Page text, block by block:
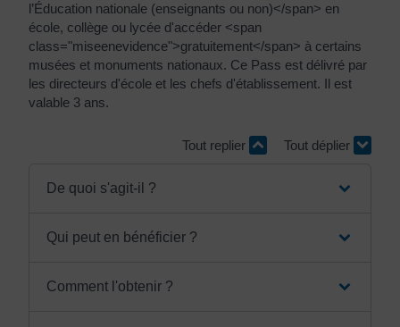
l’Éducation nationale (enseignants ou non)</span> en
école, collège ou lycée d'accéder <span
class="miseenevidence">gratuitement</span> à certains
musées et monuments nationaux. Ce Pass est délivré par
les directeurs d'école et les chefs d'établissement. Il est
valable 3 ans.
Tout replier Tout déplier
De quoi s'agit-il ?
Qui peut en bénéficier ?
Comment l'obtenir ?